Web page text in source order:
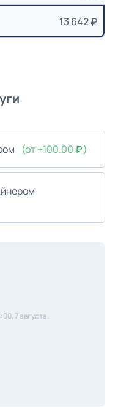
13 642
(от +100.00 )
7 августа.